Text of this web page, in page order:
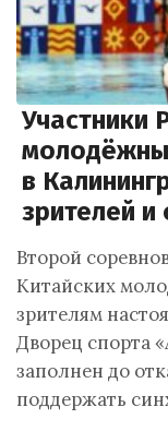
Участники
в
зрителей и
Второй
Китайских
зрителям
Дворец спорта
заполнен до
поддержать